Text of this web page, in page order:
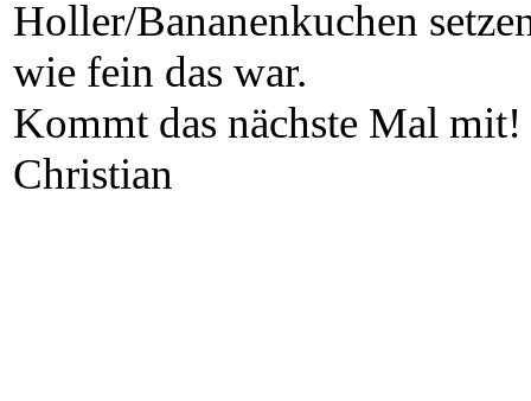
Holler/Bananenkuchen
wie fein das war.
Kommt das nächste Mal mit!
Christian